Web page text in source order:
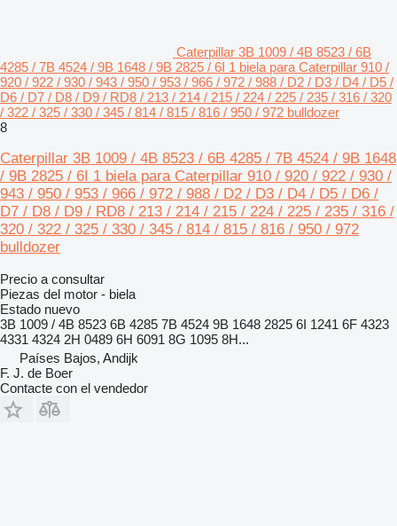
Caterpillar 3B 1009 / 4B 8523 / 6B
4285 / 7B 4524 / 9B 1648 / 9B 2825 / 6I 1 biela para Caterpillar 910 /
920 / 922 / 930 / 943 / 950 / 953 / 966 / 972 / 988 / D2 / D3 / D4 / D5 /
D6 / D7 / D8 / D9 / RD8 / 213 / 214 / 215 / 224 / 225 / 235 / 316 / 320
/ 322 / 325 / 330 / 345 / 814 / 815 / 816 / 950 / 972 bulldozer
8
Caterpillar 3B 1009 / 4B 8523 / 6B 4285 / 7B 4524 / 9B 1648
/ 9B 2825 / 6I 1 biela para Caterpillar 910 / 920 / 922 / 930 /
943 / 950 / 953 / 966 / 972 / 988 / D2 / D3 / D4 / D5 / D6 /
D7 / D8 / D9 / RD8 / 213 / 214 / 215 / 224 / 225 / 235 / 316 /
320 / 322 / 325 / 330 / 345 / 814 / 815 / 816 / 950 / 972
bulldozer
Precio a consultar
Piezas del motor - biela
Estado nuevo
3B 1009 / 4B 8523 6B 4285 7B 4524 9B 1648 2825 6I 1241 6F 4323
4331 4324 2H 0489 6H 6091 8G 1095 8H...
Países Bajos, Andijk
F. J. de Boer
Contacte con el vendedor